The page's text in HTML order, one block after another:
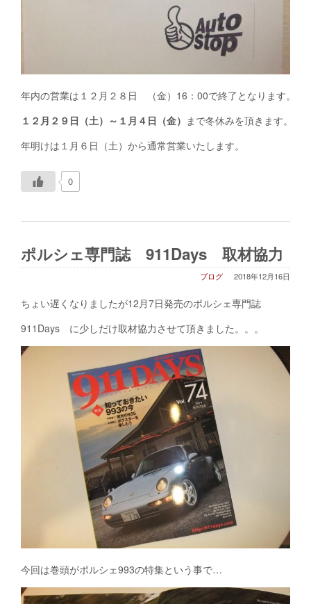
年内の営業は１２月２８日 （金）16：00で終了となります。
１２月２９日（土）～１月４日（金） まで冬休みを頂きます。
年明けは１月６日（土）から通常営業いたします。
0
ポルシェ専門誌 911Days 取材協力
2018年12月16日
ブログ
ちょい遅くなりましたが12月7日発売のポルシェ専門誌
911Days に少しだけ取材協力させて頂きました。。。
今回は巻頭がポルシェ993の特集という事で…